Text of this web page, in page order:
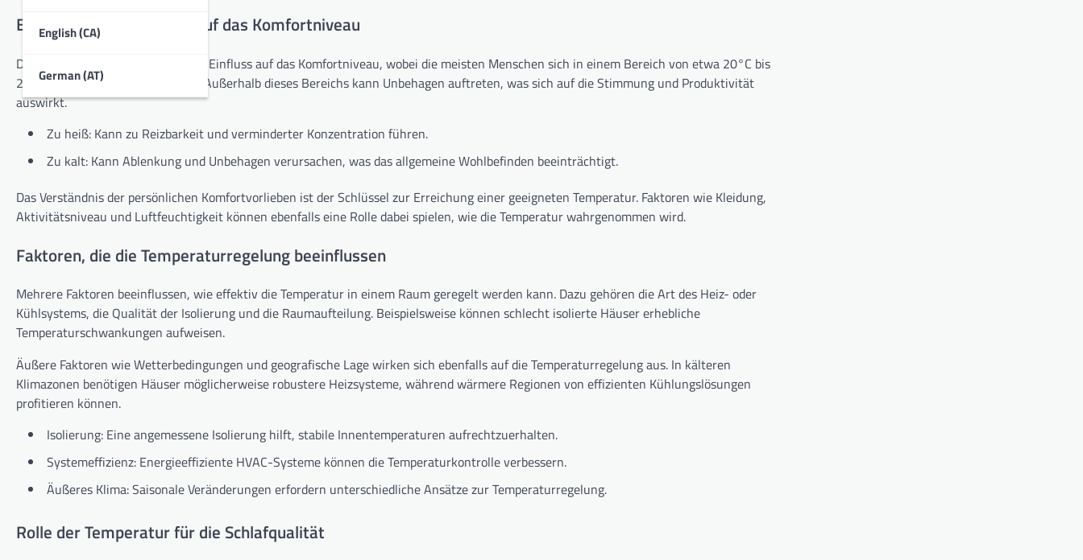
English (CA)
German (AT)
Einfluss der Temperatur auf das Komfortniveau
Die Temperatur hat einen direkten Einfluss auf das Komfortniveau, wobei die meisten Menschen sich in einem Bereich von etwa 20°C bis
22°C (68°F bis 72°F) wohlfühlen. Außerhalb dieses Bereichs kann Unbehagen auftreten, was sich auf die Stimmung und Produktivität
auswirkt.
Zu heiß: Kann zu Reizbarkeit und verminderter Konzentration führen.
Zu kalt: Kann Ablenkung und Unbehagen verursachen, was das allgemeine Wohlbefinden beeinträchtigt.
Das Verständnis der persönlichen Komfortvorlieben ist der Schlüssel zur Erreichung einer geeigneten Temperatur. Faktoren wie Kleidung,
Aktivitätsniveau und Luftfeuchtigkeit können ebenfalls eine Rolle dabei spielen, wie die Temperatur wahrgenommen wird.
Faktoren, die die Temperaturregelung beeinflussen
Mehrere Faktoren beeinflussen, wie effektiv die Temperatur in einem Raum geregelt werden kann. Dazu gehören die Art des Heiz- oder
Kühlsystems, die Qualität der Isolierung und die Raumaufteilung. Beispielsweise können schlecht isolierte Häuser erhebliche
Temperaturschwankungen aufweisen.
Äußere Faktoren wie Wetterbedingungen und geografische Lage wirken sich ebenfalls auf die Temperaturregelung aus. In kälteren
Klimazonen benötigen Häuser möglicherweise robustere Heizsysteme, während wärmere Regionen von effizienten Kühlungslösungen
profitieren können.
Isolierung: Eine angemessene Isolierung hilft, stabile Innentemperaturen aufrechtzuerhalten.
Systemeffizienz: Energieeffiziente HVAC-Systeme können die Temperaturkontrolle verbessern.
Äußeres Klima: Saisonale Veränderungen erfordern unterschiedliche Ansätze zur Temperaturregelung.
Rolle der Temperatur für die Schlafqualität